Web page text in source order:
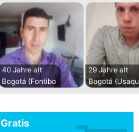
40 Jahre alt
Bogotá (Fontibo
29 Jahre alt
Bogotá
Gratis